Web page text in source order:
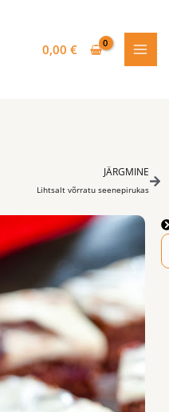
0,00€
JÄRGMINE
Lihtsalt võrratu seenepirukas